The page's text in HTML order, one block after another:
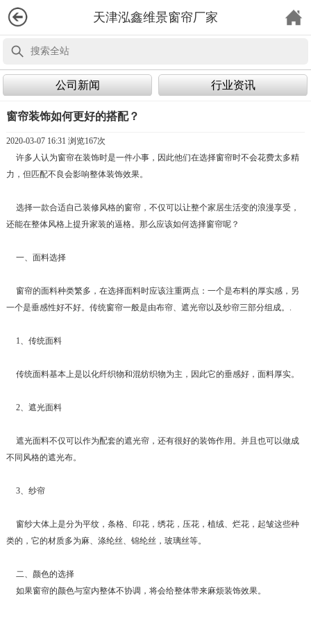
天津泓鑫维景窗帘厂家
公司新闻 行业资讯
窗帘装饰如何更好的搭配？
2020-03-07 16:31 浏览167次
许多人认为窗帘在装饰时是一件小事，因此他们在选择窗帘时不会花费太多精
力，但匹配不良会影响整体装饰效果。
选择一款合适自己装修风格的窗帘，不仅可以让整个家居生活变的浪漫享受，
还能在整体风格上提升家装的逼格。那么应该如何选择窗帘呢？
一、面料选择
窗帘的面料种类繁多，在选择面料时应该注重两点：一个是布料的厚实感，另
一个是垂感性好不好。传统窗帘一般是由布帘、遮光帘以及纱帘三部分组成。.
1、传统面料
传统面料基本上是以化纤织物和混纺织物为主，因此它的垂感好，面料厚实。
2、遮光面料
遮光面料不仅可以作为配套的遮光帘，还有很好的装饰作用。并且也可以做成
不同风格的遮光布。
3、纱帘
窗纱大体上是分为平纹，条格、印花，绣花，压花，植绒、烂花，起皱这些种
类的，它的材质多为麻、涤纶丝、锦纶丝，玻璃丝等。
二、颜色的选择
如果窗帘的颜色与室内整体不协调，将会给整体带来麻烦装饰效果。